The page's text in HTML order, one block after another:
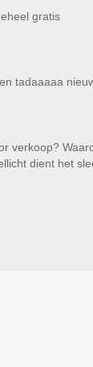
gratis
tadaaaaa
verkoop?
dient het